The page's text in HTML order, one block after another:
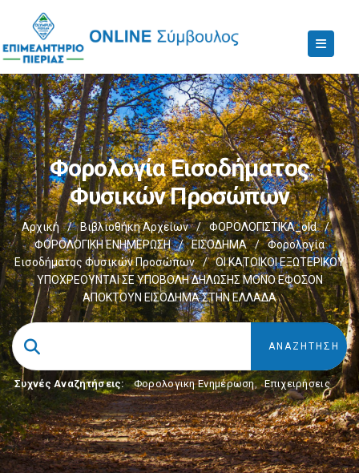
Φορολογία Εισοδήματος
Φυσικών Προσώπων
Αρχική / Βιβλιοθήκη Αρχείων / ΦΟΡΟΛΟΓΙΣΤΙΚΑ_old
/
ΦΟΡΟΛΟΓΙΚΗ ΕΝΗΜΕΡΩΣΗ
/ ΕΙΣΟΔΗΜΑ /
Φορολογία
Εισοδήματος Φυσικών Προσώπων
/
ΟΙ ΚΑΤΟΙΚΟΙ ΕΞΩΤΕΡΙΚΟΥ
ΥΠΟΧΡΕΟΥΝΤΑΙ ΣΕ ΥΠΟΒΟΛΗ ΔΗΛΩΣΗΣ ΜΟΝΟ ΕΦΟΣΟΝ
ΑΠΟΚΤΟΥΝ ΕΙΣΟΔΗΜΑ ΣΤΗΝ ΕΛΛΑΔΑ
Συχνές Αναζητήσεις: Φορολογικη Ενημέρωση, Επιχειρήσεις